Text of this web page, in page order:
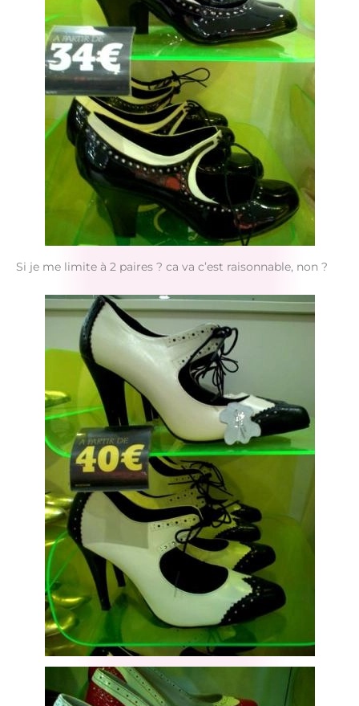
Si je me limite à 2 paires ? ca va c’est raisonnable, non ?